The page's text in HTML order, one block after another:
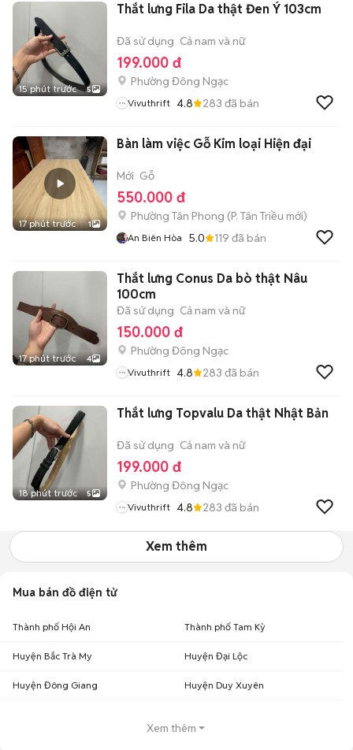
15 phút trước 5
Thắt lưng Fila Da thật Đen Ý 103cm
Đã sử dụng Cả nam và nữ
199.000 đ
Phường Đông Ngạc
Vivuthrift 4.8 283 đã bán
17 phút trước 1
Bàn làm việc Gỗ Kim loại Hiện đại
Mới Gỗ
550.000 đ
Phường Tân Phong (P. Tân Triều mới)
An Biên Hòa 5.0 119 đã bán
17 phút trước 4
Thắt lưng Conus Da bò thật Nâu
100cm
Đã sử dụng Cả nam và nữ
150.000 đ
Phường Đông Ngạc
Vivuthrift 4.8 283 đã bán
18 phút trước 5
Thắt lưng Topvalu Da thật Nhật Bản
Đã sử dụng Cả nam và nữ
199.000 đ
Phường Đông Ngạc
Vivuthrift 4.8 283 đã bán
Xem thêm
Mua bán đồ điện tử
Thành phố Hội An Thành phố Tam Kỳ
Huyện Bắc Trà My Huyện Đại Lộc
Huyện Đông Giang Huyện Duy Xuyên
Xem thêm